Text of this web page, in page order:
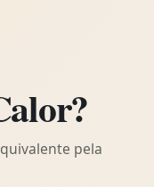
pela